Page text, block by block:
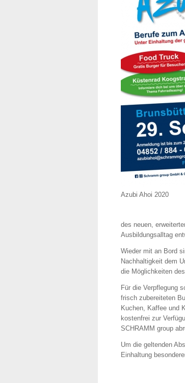
Azubi Ahoi 2020
des neuen,
Ausbildungsalltag
Wieder mit an Bord
Nachhaltigkeit dem
die Möglichkeiten
Für die Verpflegung
frisch zubereiteten
Kuchen, Kaffee und
kostenfrei zur
SCHRAMM group
Um die geltenden
Einhaltung